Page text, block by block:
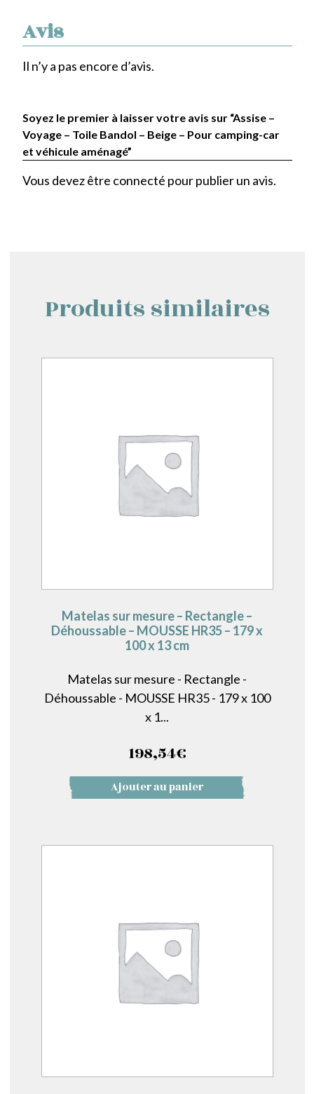
Avis
Il n’y a pas encore d’avis.
Soyez le premier à laisser votre avis sur “Assise –
Voyage – Toile Bandol – Beige – Pour camping-car
et véhicule aménagé”
Vous devez être connecté pour publier un avis.
Produits similaires
Matelas sur mesure – Rectangle –
Déhoussable – MOUSSE HR35 – 179 x
100 x 13 cm
Matelas sur mesure - Rectangle -
Déhoussable - MOUSSE HR35 - 179 x 100
x 1...
198,54€
Ajouter au panier